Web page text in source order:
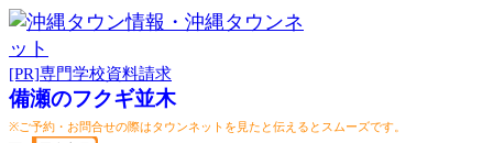
[PR]専門学校資料請求
備瀬のフクギ並木
※ご予約・お問合せの際はタウンネットを見たと伝えるとスムーズです。